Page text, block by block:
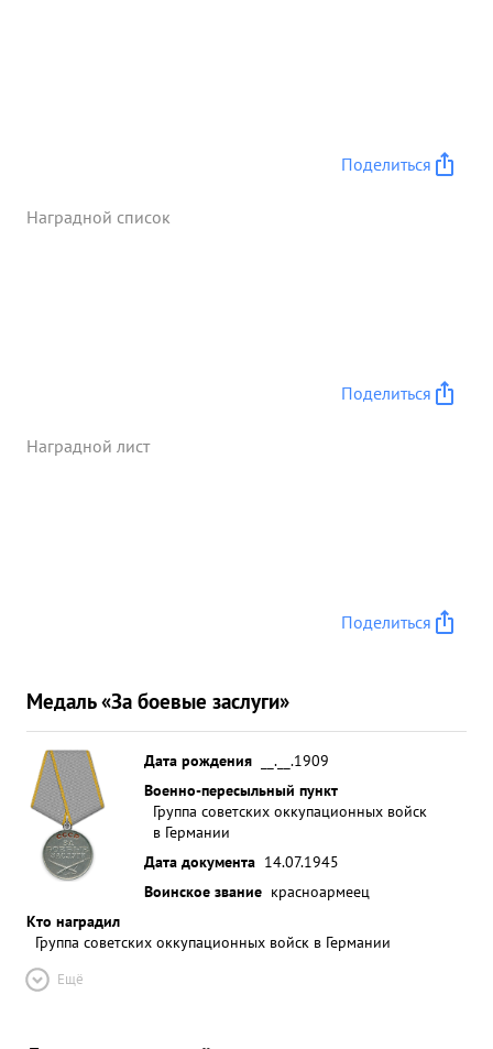
Поделиться
Наградной список
Поделиться
Наградной лист
Поделиться
Медаль «За боевые заслуги»
Дата рождения
__.__.1909
Военно-пересыльный пункт
Группа советских оккупационных войск
в Германии
Дата документа 14.07.1945
Воинское звание красноармеец
Кто наградил
Группа советских оккупационных войск в Германии
Ещё